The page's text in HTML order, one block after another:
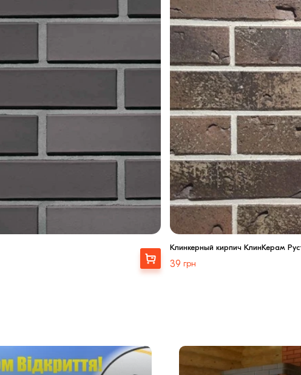
Выбрать
Клинкерный кирпич КлинКерам
39 грн